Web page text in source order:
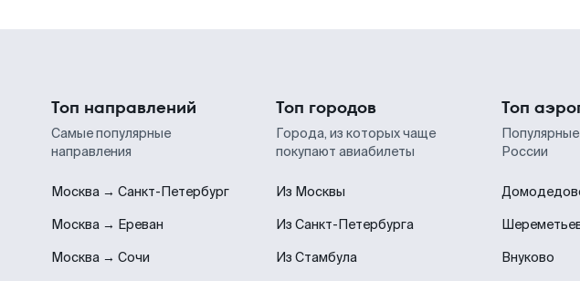
Топ направлений
Самые популярные
направления
Москва → Санкт-Петербург
Москва → Ереван
Москва → Сочи
Топ городов
Города, из которых чаще
покупают авиабилеты
Из Москвы
Из Санкт-Петербурга
Из Стамбула
Топ
России
Внуково